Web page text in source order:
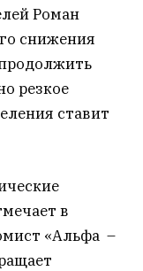
Роман
снижения
резкое
ставит
в
«Альфа –